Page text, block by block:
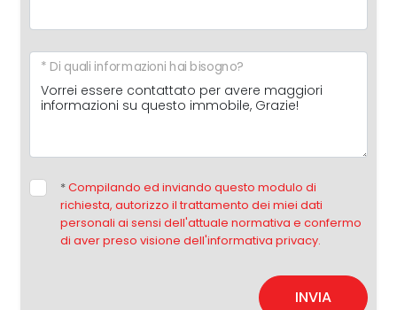
* Di quali informazioni hai bisogno?
*Compilando ed inviando questo modulo di
richiesta, autorizzo il trattamento dei miei dati
personali ai sensi dell'attuale normativa e confermo
di aver preso visione dell'informativa privacy.
INVIA